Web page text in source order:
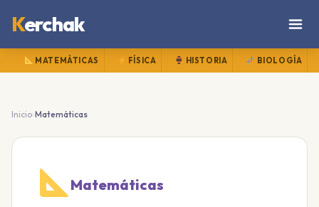
Kerchak
MATEMÁTICAS FÍSICA HISTORIA BIOLOGÍA
Inicio›Matemáticas
Matemáticas